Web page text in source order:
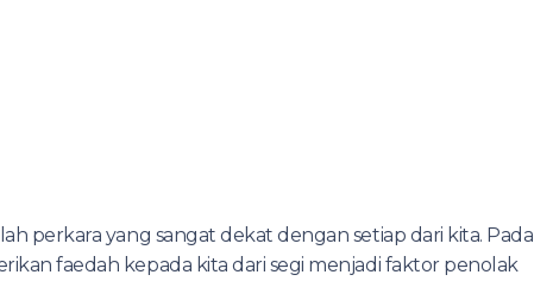
perkara yang sangat dekat dengan setiap dari kita. Pada
faedah kepada kita dari segi menjadi faktor penolak